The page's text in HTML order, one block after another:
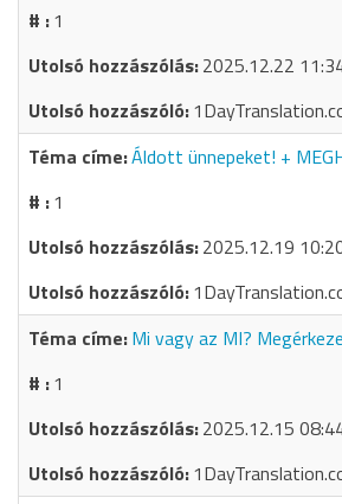
1
2025.12.22
Áldott ünnepeket! +
1
2025.12.19
Mi vagy az MI?
1
2025.12.15